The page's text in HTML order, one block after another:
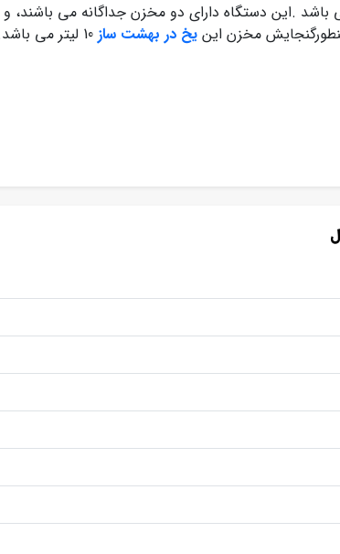
.این دستگاه دارای دو مخزن جداگانه می باشند،
مخزن این یخ در بهشت ساز